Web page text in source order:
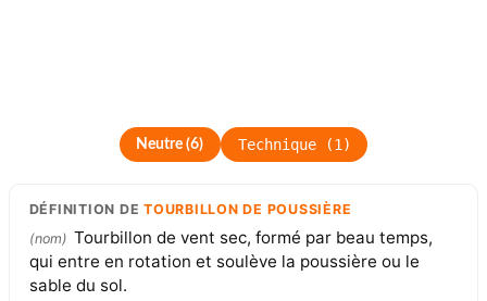
Neutre (6) Technique(1 )
DÉFINITION DETOURBILLON DE POUSSIÈRE
(nom) Tourbillon de vent sec, formé par beau temps,
qui entre en rotation et soulève la poussière ou le
sable du sol.